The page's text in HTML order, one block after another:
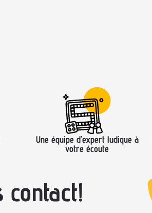
Une équipe d’expert ludique à
votre écoute
contact!